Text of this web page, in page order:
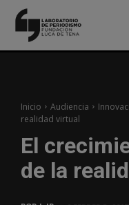
Inicio Audiencia
realidad virtual
El
de la